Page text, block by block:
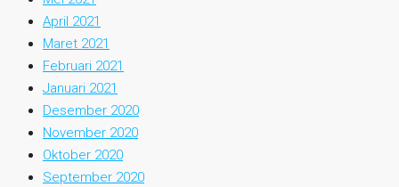
April 2021
Maret 2021
Februari 2021
Januari 2021
Desember 2020
November 2020
Oktober 2020
September 2020